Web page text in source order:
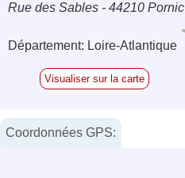
Rue des Sables - 44210 Pornic
Département: Loire-Atlantique
Visualiser sur la carte
Coordonnées GPS: